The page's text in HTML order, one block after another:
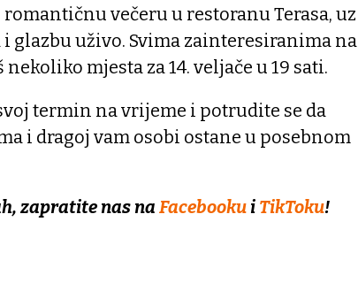
večeru u restoranu Terasa, uz
glazbu uživo. Svima zainteresiranima na
mjesta za 14. veljače u 19 sati.
termin na vrijeme i potrudite se da
i dragoj vam osobi ostane u posebnom
zapratite nas na Facebooku i TikToku!